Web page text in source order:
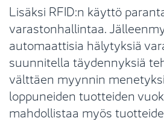
Lisäksi RFID:n käyttö
varastonhallintaa.
automaattisia hälytyksiä
suunnitella täydennyksiä
välttäen myynnin
loppuneiden tuotteiden
mahdollistaa myös